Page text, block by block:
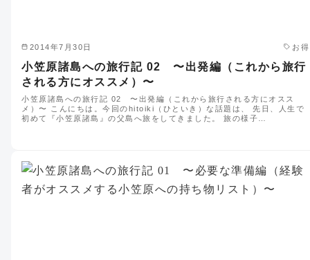
2014年7月30日 お得
小笠原諸島への旅行記 02 〜出発編（これから旅行
される方にオススメ）〜
小笠原諸島への旅行記 02 〜出発編（これから旅行される方にオスス
メ）〜 こんにちは。今回のhitoiki（ひといき）な話題は、 先日、人生で
初めて『小笠原諸島』の父島へ旅をしてきました。 旅の様子…